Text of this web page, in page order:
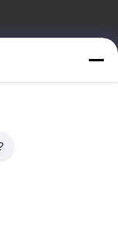
Anhui, China